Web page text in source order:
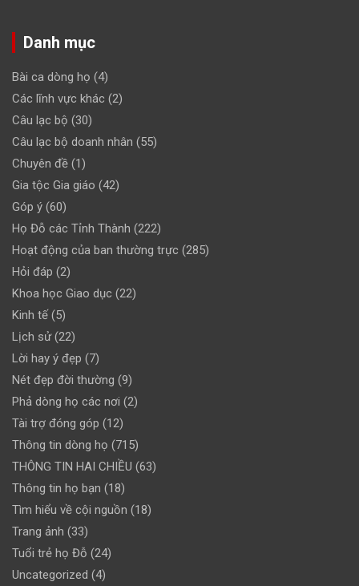
Danh mục
Bài ca dòng họ (4)
Các lĩnh vực khác (2)
Câu lạc bộ (30)
Câu lạc bộ doanh nhân (55)
Chuyên đề (1)
Gia tộc Gia giáo (42)
Góp ý (60)
Họ Đỗ các Tỉnh Thành (222)
Hoạt động của ban thường trực (285)
Hỏi đáp (2)
Khoa học Giao dục (22)
Kinh tế(5)
Lịch sử(22)
Lời hay ý đẹp (7)
Nét đẹp đời thường (9)
Phả dòng họ các nơi (2)
Tài trợ đóng góp (12)
Thông tin dòng họ (715)
THÔNG TIN HAI CHIỀU (63)
Thông tin họ bạn (18)
Tìm hiểu về cội nguồn (18)
Trang ảnh (33)
Tuổi trẻ họ Đỗ (24)
Uncategorized (4)